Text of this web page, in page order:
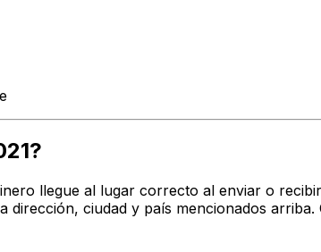
llegue al lugar correcto al enviar o
dirección, ciudad y país mencionados